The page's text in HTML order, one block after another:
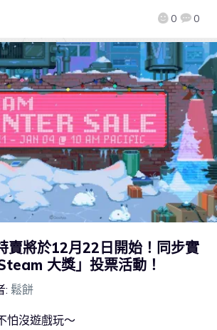
0 0
賣將於12月22日開始！同步實
大獎」投票活動！
: 鬆餅
怕沒遊戲玩～